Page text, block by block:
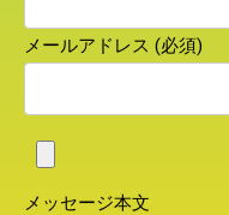
メールアドレス (必須)
メッセージ本文